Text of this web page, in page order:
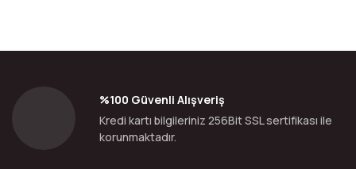
%100 Güvenli Alışveriş
Kredi kartı bilgileriniz 256Bit SSL sertifikası ile
korunmaktadır.